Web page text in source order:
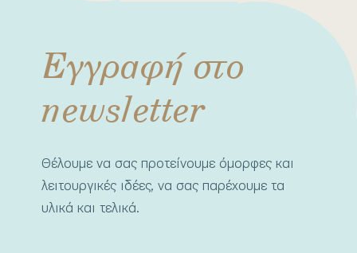
Εγγραφή στο
newsletter
Θέλουμε να σας προτείνουμε όμορφες και
λειτουργικές ιδέες, να σας παρέχουμε τα
υλικά και τελικά.